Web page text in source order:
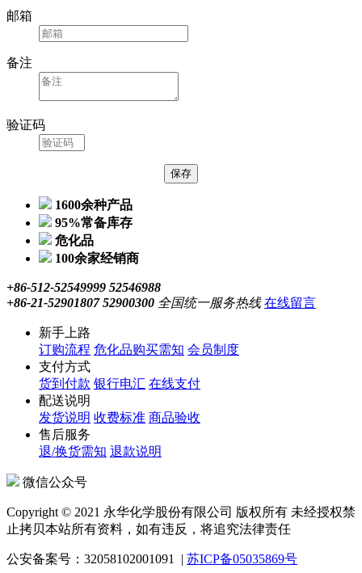
邮箱
备注
验证码
1600余种产品
95%常备库存
危化品
100余家经销商
+86-512-52549999 52546988
+86-21-52901807 52900300 全国统一服务热线在线留言
新手上路
订购流程 危化品购买需知 会员制度
支付方式
货到付款 银行电汇 在线支付
配送说明
发货说明 收费标准 商品验收
售后服务
退/换货需知 退款说明
微信公众号
Copyright © 2021 永华化学股份有限公司 版权所有 未经授权禁
止拷贝本站所有资料，如有违反，将追究法律责任
公安备案号：32058102001091 | 苏ICP备05035869号